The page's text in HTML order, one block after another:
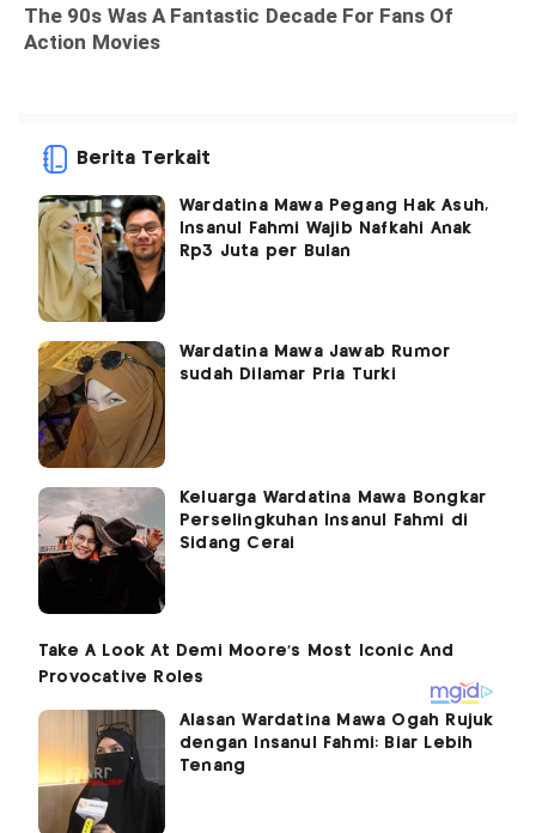
Berita Terkait
Wardatina Mawa Pegang Hak Asuh,
Insanul Fahmi Wajib Nafkahi Anak
Rp3 Juta per Bulan
Wardatina Mawa Jawab Rumor
sudah Dilamar Pria Turki
Keluarga Wardatina Mawa Bongkar
Perselingkuhan Insanul Fahmi di
Sidang Cerai
Alasan Wardatina Mawa Ogah Rujuk
dengan Insanul Fahmi: Biar Lebih
Tenang